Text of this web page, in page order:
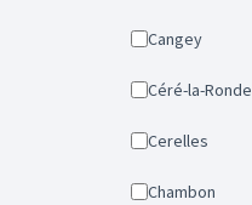
Cangey
Céré-la-Ronde
Cerelles
Chambon